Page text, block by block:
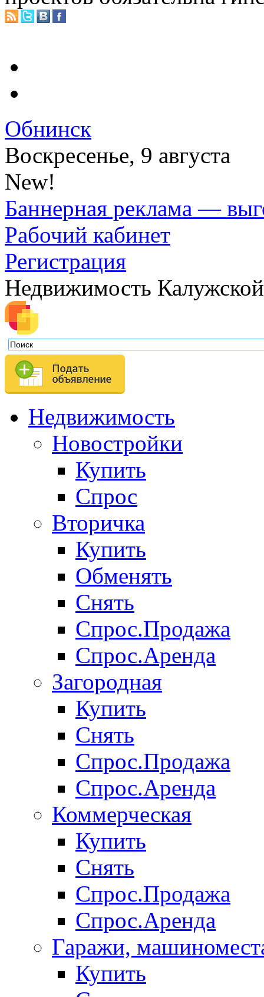
Обнинск
Воскресенье, 9 августа
New!
Баннерная реклама —
Рабочий кабинет
Регистрация
Недвижимость
Недвижимость
Новостройки
Купить
Спрос
Вторичка
Купить
Обменять
Снять
Спрос.Продажа
Спрос.Аренда
Загородная
Купить
Снять
Спрос.Продажа
Спрос.Аренда
Коммерческая
Купить
Снять
Спрос.Продажа
Спрос.Аренда
Гаражи,
Купить